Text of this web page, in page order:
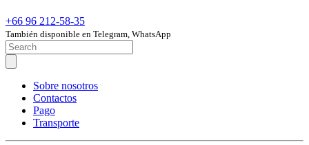
+66 96 212-58-35
También disponible en Telegram, WhatsApp
Sobre nosotros
Contactos
Pago
Transporte